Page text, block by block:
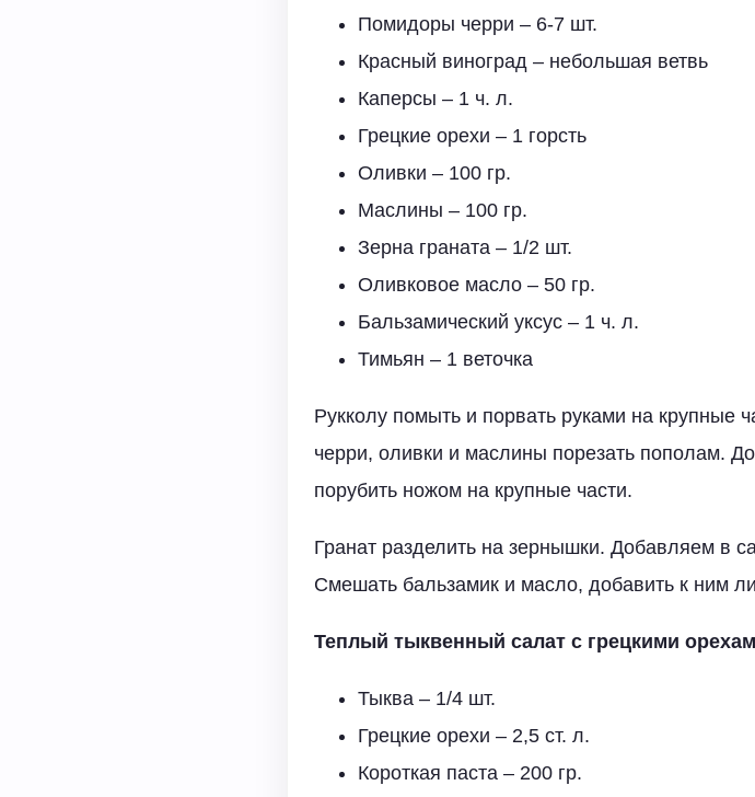
Помидоры черри – 6-7 шт.
Красный виноград – небольшая ветвь
Каперсы – 1 ч. л.
Грецкие орехи – 1 горсть
Оливки – 100 гр.
Маслины – 100 гр.
Зерна граната – 1/2 шт.
Оливковое масло – 50 гр.
Бальзамический уксус – 1 ч. л.
Тимьян – 1 веточка
Рукколу помыть и порвать руками на крупные
черри, оливки и маслины порезать пополам.
порубить ножом на крупные части.
Гранат разделить на зернышки. Добавляем в
Смешать бальзамик и масло, добавить к ним
Теплый тыквенный салат с грецкими
Тыква – 1/4 шт.
Грецкие орехи – 2,5 ст. л.
Короткая паста – 200 гр.